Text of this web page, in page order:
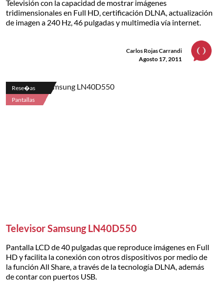
Televisión con la capacidad de mostrar imágenes
tridimensionales en Full HD, certificación DLNA, actualización
de imagen a 240 Hz, 46 pulgadas y multimedia vía internet.
Carlos Rojas Carrandi
Agosto 17, 2011
Rese�as
Pantallas
Televisor Samsung LN40D550
Pantalla LCD de 40 pulgadas que reproduce imágenes en Full
HD y facilita la conexión con otros dispositivos por medio de
la función All Share, a través de la tecnología DLNA, además
de contar con puertos USB.